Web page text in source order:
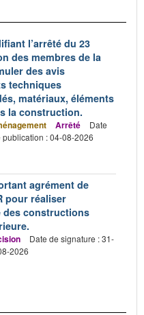
l’arrêté du 23
des membres de la
des avis
techniques
matériaux, éléments
la construction.
Arrêté
Date
publication : 04-08-2026
agrément de
pour réaliser
des constructions
Date de signature : 31-
2026